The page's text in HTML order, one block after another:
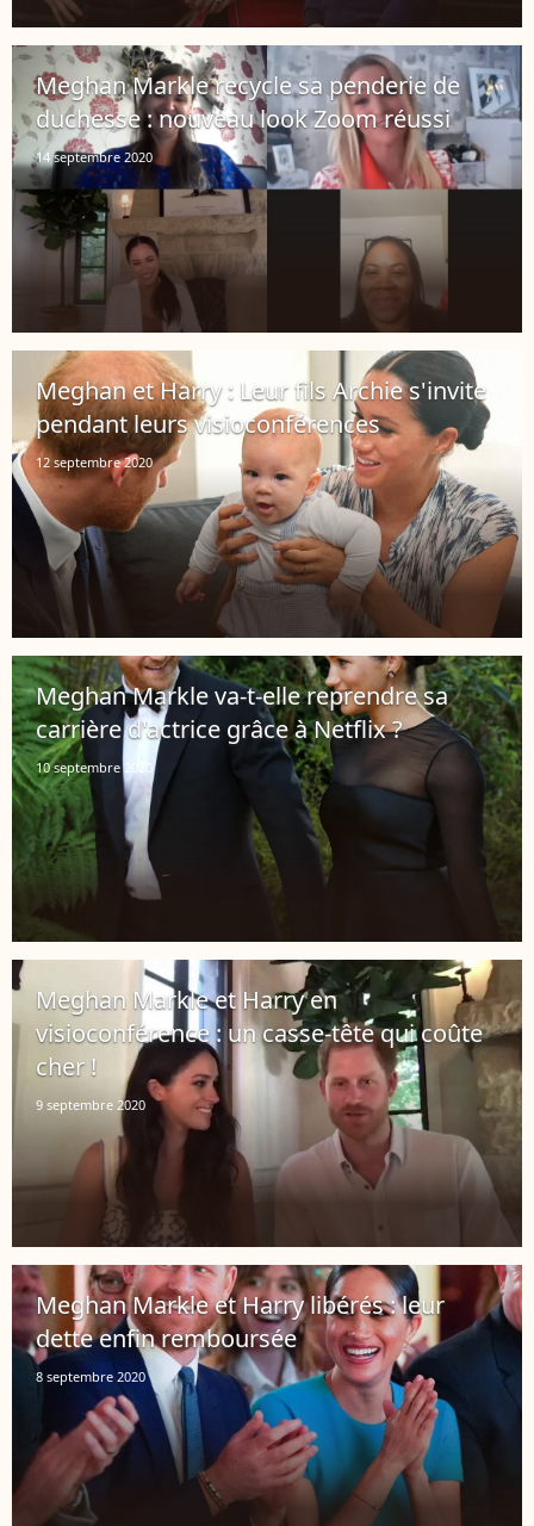
Meghan Markle recycle sa penderie de
duchesse : nouveau look Zoom réussi
14 septembre 2020
Meghan et Harry : Leur fils Archie s'invite
pendant leurs visioconférences
12 septembre 2020
Meghan Markle va-t-elle reprendre sa
carrière d'actrice grâce à Netflix ?
10 septembre 2020
Meghan Markle et Harry en
visioconférence : un casse-tête qui coûte
cher !
9 septembre 2020
Meghan Markle et Harry libérés : leur
dette enfin remboursée
8 septembre 2020